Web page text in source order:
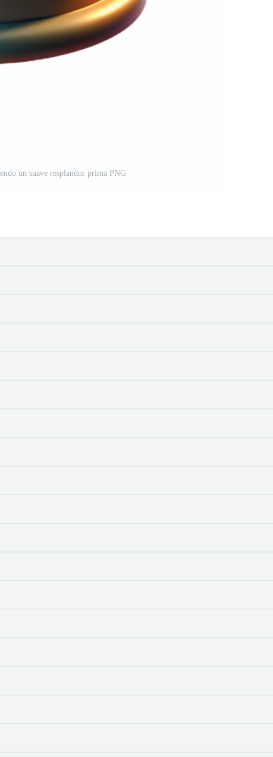
un suave resplandor prima PNG